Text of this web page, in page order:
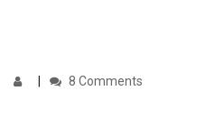
8 Comments